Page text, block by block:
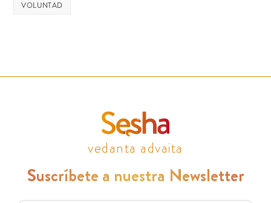
VOLUNTAD
vedanta advaita
Suscríbete a nuestra Newsletter